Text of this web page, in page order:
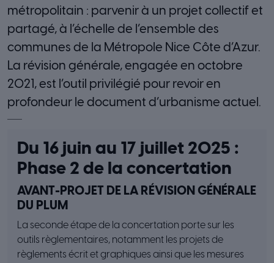
métropolitain : parvenir à un projet collectif et
partagé, à l’échelle de l’ensemble des
communes de la Métropole Nice Côte d’Azur.
La révision générale, engagée en octobre
2021, est l’outil privilégié pour revoir en
profondeur le document d’urbanisme actuel.
Du 16 juin au 17 juillet 2025 :
Phase 2 de la concertation
AVANT-PROJET DE LA RÉVISION GÉNÉRALE
DU PLUM
La seconde étape de la concertation porte sur les
outils règlementaires, notamment les projets de
règlements écrit et graphiques ainsi que les mesures